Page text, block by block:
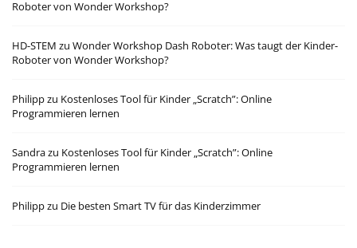
Roboter von Wonder Workshop?
HD-STEM zu Wonder Workshop Dash Roboter: Was taugt der Kinder-
Roboter von Wonder Workshop?
Philippzu Kostenloses Tool für Kinder „Scratch”: Online
Programmieren lernen
Sandrazu Kostenloses Tool für Kinder „Scratch”: Online
Programmieren lernen
Philippzu Die besten Smart TV für das Kinderzimmer